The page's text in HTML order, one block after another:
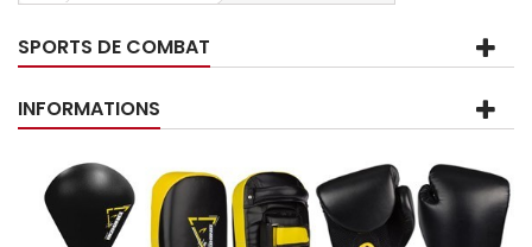
SPORTS DE COMBAT
INFORMATIONS